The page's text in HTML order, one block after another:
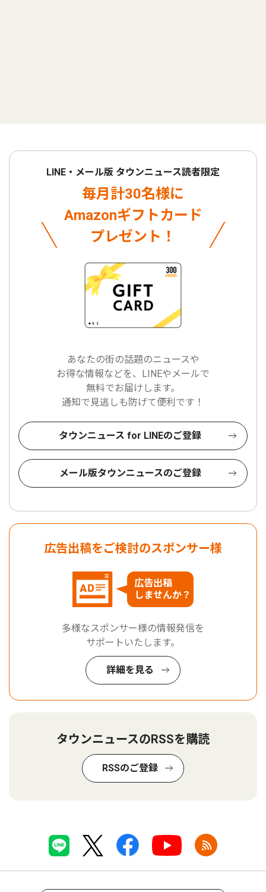
LINE・メール版 タウンニュース読者限定
毎月計30名様に
Amazonギフトカード
プレゼント！
あなたの街の話題のニュースや
お得な情報などを、LINEやメールで
無料でお届けします。
通知で見逃しも防げて便利です！
タウンニュース for LINEのご登録
メール版タウンニュースのご登録
広告出稿をご検討のスポンサー様
広告出稿
しませんか？
多様なスポンサー様の情報発信を
サポートいたします。
詳細を見る
タウンニュースのRSSを購読
RSSのご登録